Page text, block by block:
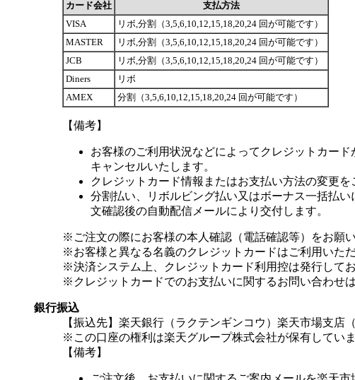
カード会社
支払方法
VISA
リボ,分割（3,5,6,10,12,15,18,20,24 回が可能です）
MASTER
リボ,分割（3,5,6,10,12,15,18,20,24 回が可能です）
JCB
リボ,分割（3,5,6,10,12,15,18,20,24 回が可能です）
Diners
リボ
AMEX
分割（3,5,6,10,12,15,18,20,24 回が可能です）
【備考】
お客様のご利用状況などによってクレジットカー
キャンセルいたします。
クレジットカード情報またはお支払い方法の変更
分割払い、リボルビング払い又はボーナス一括払
文確認後の自動配信メールにより交付します。
※ご注文の際にお客様の本人確認（電話確認等）をお願
※お客様と異なる名義のクレジットカードはご利用いただ
※決済システム上、クレジットカード利用控は発行してお
※クレジットカードでのお支払いに関するお問い合わせは
銀行振込
【振込先】楽天銀行（ラクテンギンコウ）楽天市場支
※この口座の権利は楽天グループ株式会社が保有していま
【備考】